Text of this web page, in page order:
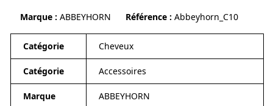
Marque ABBEYHORN Référence Abbeyhorn_C10
Catégorie Cheveux
Catégorie Accessoires
Marque ABBEYHORN